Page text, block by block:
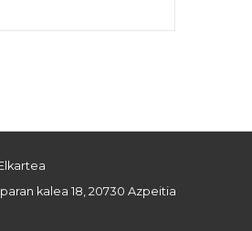
kalea 18, 20730 Azpeitia